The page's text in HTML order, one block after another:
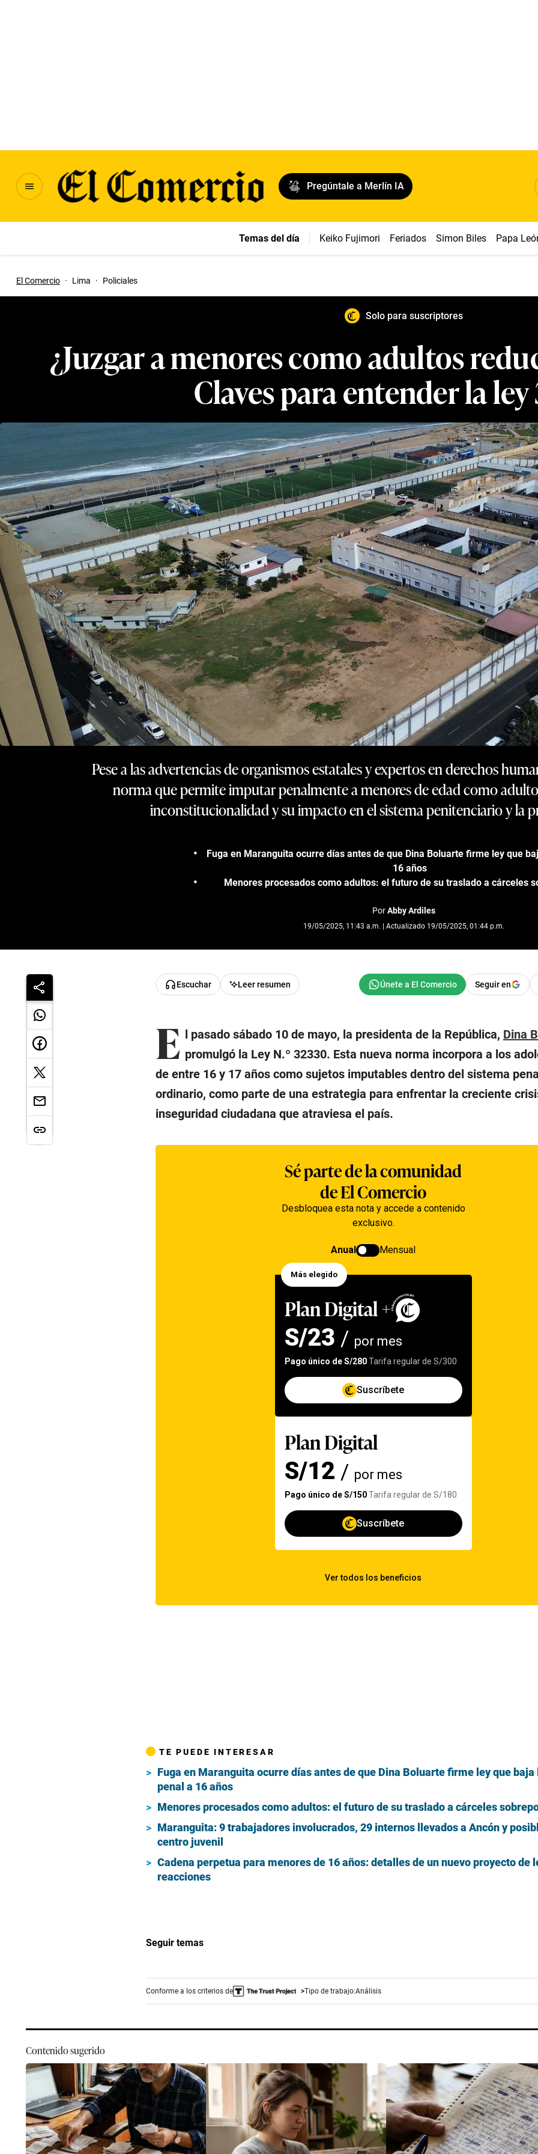
Pregúntale a Merlín IA
Temas del día Keiko Fujimori Feriados Simon Biles Papa
El Comercio · Lima · Policiales
Solo para suscriptores
¿Juzgar a menores como adultos
Claves para entender la
Pese a las advertencias de organismos estatales y expertos en derechos
norma que permite imputar penalmente a menores de edad como
inconstitucionalidad y su impacto en el sistema penitenciario y la
Fuga en Maranguita ocurre días antes de que Dina Boluarte firme ley que
16 años
Menores procesados como adultos: el futuro de su traslado a cárceles
PorAbby Ardiles
19/05/2025, 11:43 a.m. | Actualizado 19/05/2025, 01:44 p.m.
Escuchar Leer resumen Seguir en
E l pasado sábado 10 de mayo, la presidenta de la República, Dina
promulgó la Ley N.º 32330. Esta nueva norma incorpora a los
de entre 16 y 17 años como sujetos imputables dentro del sistema
ordinario, como parte de una estrategia para enfrentar la creciente
inseguridad ciudadana que atraviesa el país.
TE PUEDE INTERESAR
Fuga en Maranguita ocurre días antes de que Dina Boluarte firme ley que baja
penal a 16 años
Menores procesados como adultos: el futuro de su traslado a cárceles
Maranguita: 9 trabajadores involucrados, 29 internos llevados a Ancón y
centro juvenil
Cadena perpetua para menores de 16 años: detalles de un nuevo proyecto de
reacciones
Seguir temas
Conforme a los criterios de Tipo de trabajo:Análisis
Contenido sugerido